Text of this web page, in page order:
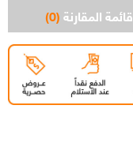
قائمة المقارنة(0)